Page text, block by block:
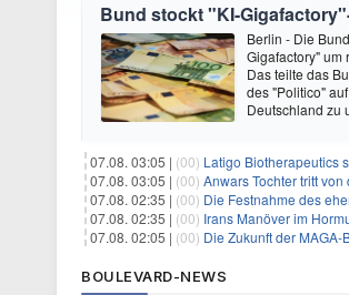
Bund stockt "KI-
Berlin - Die
Gigafactory" um
Das teilte das
des "Politico"
Deutschland zu
07.08. 03:05 | (00) Latigo Biotherapeutics sichert
07.08. 03:05 | (00) Anwars Tochter tritt
07.08. 02:35 | (00) Die Festnahme des ehemaligen
07.08. 02:35 | (00) Irans Manöver im
07.08. 02:05 | (00) Die Zukunft der
BOULEVARD-NEWS